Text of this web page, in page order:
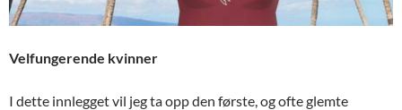
Velfungerende kvinner
I dette innlegget vil jeg ta opp den første, og ofte glemte